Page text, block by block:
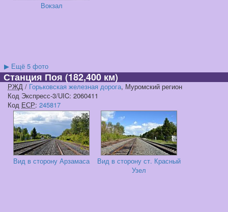
Вокзал
▶ Ещё 5 фото
Станция Поя(182,400 км)
РЖД / Горьковская железная дорога, Муромский регион
Код Экспресс-3/UIC: 2060411
Код ЕСР: 245817
Вид в сторону Арзамаса
Вид в сторону ст. Красный
Узел